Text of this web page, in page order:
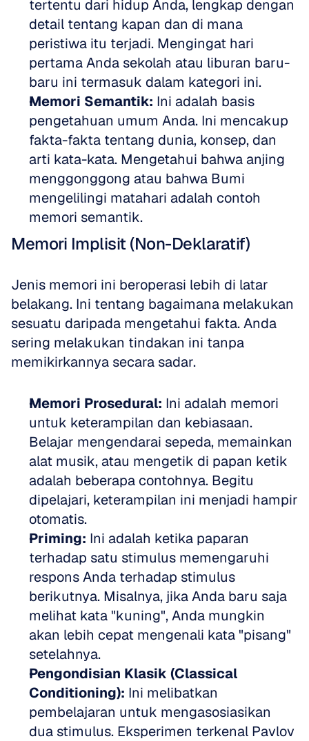
tertentu dari hidup Anda, lengkap dengan
detail tentang kapan dan di mana
peristiwa itu terjadi. Mengingat hari
pertama Anda sekolah atau liburan baru-
baru ini termasuk dalam kategori ini.
Memori Semantik: Ini adalah basis
pengetahuan umum Anda. Ini mencakup
fakta-fakta tentang dunia, konsep, dan
arti kata-kata. Mengetahui bahwa anjing
menggonggong atau bahwa Bumi
mengelilingi matahari adalah contoh
memori semantik.
Memori Implisit (Non-Deklaratif)
Jenis memori ini beroperasi lebih di latar
belakang. Ini tentang bagaimana melakukan
sesuatu daripada mengetahui fakta. Anda
sering melakukan tindakan ini tanpa
memikirkannya secara sadar.
Memori Prosedural: Ini adalah memori
untuk keterampilan dan kebiasaan.
Belajar mengendarai sepeda, memainkan
alat musik, atau mengetik di papan ketik
adalah beberapa contohnya. Begitu
dipelajari, keterampilan ini menjadi hampir
otomatis.
Priming: Ini adalah ketika paparan
terhadap satu stimulus memengaruhi
respons Anda terhadap stimulus
berikutnya. Misalnya, jika Anda baru saja
melihat kata "kuning", Anda mungkin
akan lebih cepat mengenali kata "pisang"
setelahnya.
Pengondisian Klasik (Classical
Conditioning): Ini melibatkan
pembelajaran untuk mengasosiasikan
dua stimulus. Eksperimen terkenal Pavlov